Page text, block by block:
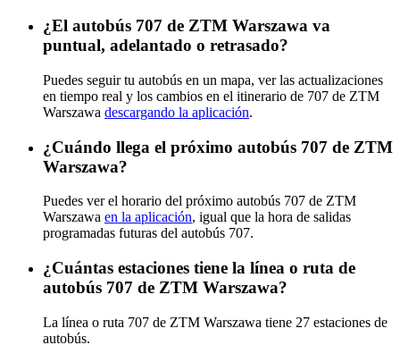
¿El autobús 707 de ZTM Warszawa va
puntual, adelantado o retrasado?
Puedes seguir tu autobús en un mapa, ver las actualizaciones
en tiempo real y los cambios en el itinerario de 707 de ZTM
Warszawa descargando la aplicación.
¿Cuándo llega el próximo autobús 707 de ZTM
Warszawa?
Puedes ver el horario del próximo autobús 707 de ZTM
Warszawa en la aplicación, igual que la hora de salidas
programadas futuras del autobús 707.
¿Cuántas estaciones tiene la línea o ruta de
autobús 707 de ZTM Warszawa?
La línea o ruta 707 de ZTM Warszawa tiene 27 estaciones de
autobús.